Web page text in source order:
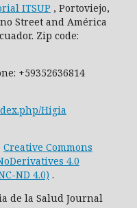
ITSUP , Portoviejo,
Street and América
Zip code:
+59352636814
Higia
Creative Commons
4.0
ND 4.0) .
de la Salud Journal